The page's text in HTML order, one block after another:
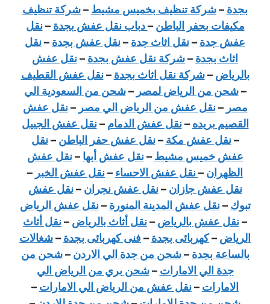
بجدة–شركة تنظيف بخميس مشيط–شركة تنظيف
مكيفات بحفر الباطن–دباب نقل عفش بجدة–نقل
عفش جدة–نقل اثاث جدة–نقل عفش بجدة–نقل
اثاث بجدة–شركة نقل عفش بجدة–نقل عفش
بالرياض–شركة نقل اثاث بجدة–نقل عفش القطيف
–شحن من الرياض لمصر –شحن من السعودية الي
مصر –نقل عفش من الرياض الي مصر –نقل عفش
القصيم بريده–نقل عفش الدمام–نقل عفش الجبيل
–نقل عفش مكة–نقل عفش حفر الباطن–نقل
عفش خميس مشيط–نقل عفش أبها–نقل عفش
الظهران–نقل عفش الاحساء–نقل عفش الخبر –
نقل عفش جازان–نقل عفش نجران–نقل عفش
تبوك–نقل عفش المدينة المنورة–نقل عفش الرياض
–نقل عفش بالرياض–نقل أثاث بالرياض–نقل أثاث
الرياض–كهربائى بجدة– فنى كهربائى بجدة–شغالات
بالساعة بجدة–شحن من جدة الي الاردن–شحن من
جدة الي الامارات–شحن بري من الرياض الي
الامارات–نقل عفش من الرياض الي الامارات–